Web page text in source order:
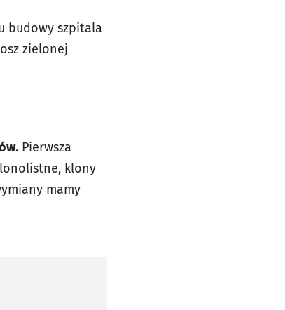
budowy szpitala
zielonej
. Pierwsza
klony
mamy